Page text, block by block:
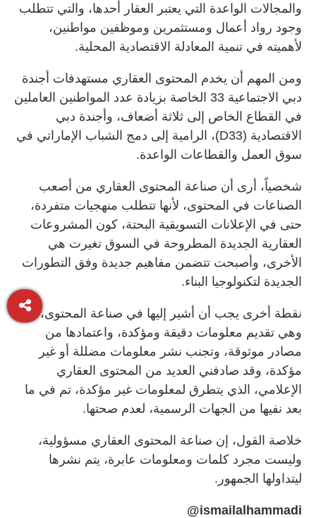
والمجالات الواعدة التي يعتبر العقار أحدها، والتي تتطلب
وجود رواد أعمال ومستثمرين وموظفين مواطنين،
لأهميته في تنمية المعادلة الاقتصادية المحلية.
ومن المهم أن يخدم المحتوى العقاري مستهدفات أجندة
دبي الاجتماعية 33 الخاصة بزيادة عدد المواطنين العاملين
في القطاع الخاص إلى ثلاثة أضعاف، وأجندة دبي
الاقتصادية (D33)، الرامية إلى دمج الشباب الإماراتي في
سوق العمل والقطاعات الواعدة.
شخصياً، أرى أن صناعة المحتوى العقاري من أصعب
الصناعات في المحتوى، لأنها تتطلب منهجيات متفردة،
حتى في الإعلانات التسويقية البحتة، كون المشروعات
العقارية الجديدة المطروحة في السوق تغيرت هي
الأخرى، وأصبحت تتضمن مفاهيم جديدة وفق التطورات
الجديدة لتكنولوجيا البناء.
نقطة أخرى يجب أن أشير إليها في صناعة المحتوى،
وهي تقديم معلومات دقيقة ومؤكدة، واعتمادها من
مصادر موثوقة، وتجنب نشر معلومات مضللة أو غير
مؤكدة، وقد صادفني العديد من المحتوى العقاري
الإعلامي، الذي يتطرق لمعلومات غير مؤكدة، تم في ما
بعد نفيها من الجهات الرسمية، لعدم صحتها.
خلاصة القول، إن صناعة المحتوى العقاري مسؤولية،
وليست مجرد كلمات ومعلومات عابرة، يتم نشرها
ليتداولها الجمهور.
ismailalhammadi@